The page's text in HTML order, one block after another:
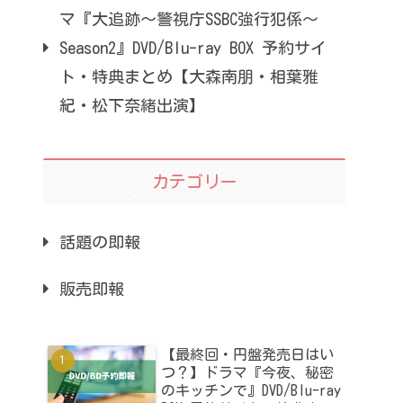
マ『大追跡～警視庁SSBC強行犯係～
Season2』DVD/Blu-ray BOX 予約サイ
ト・特典まとめ【大森南朋・相葉雅
紀・松下奈緒出演】
カテゴリー
話題の即報
販売即報
【最終回・円盤発売日はい
つ？】ドラマ『今夜、秘密
のキッチンで』DVD/Blu-ray